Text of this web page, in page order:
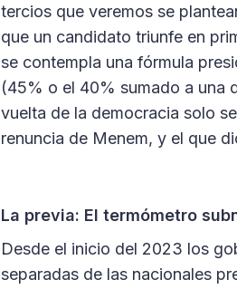
tercios que veremos se
que un candidato triunfe en
se contempla una fórmula
(45% o el 40% sumado a una
vuelta de la democracia solo
renuncia de Menem, y el que
La previa: El termómetro
Desde el inicio del 2023 los
separadas de las nacionales